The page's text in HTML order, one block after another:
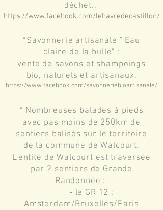
déchet..
*Savonnerie artisanale " Eau
claire de la bulle" :
vente de savons et shampoings
bio, naturels et artisanaux.
* Nombreuses balades à pieds
avec pas moins de 250km de
sentiers balisés sur le territoire
de la commune de Walcourt.
L'entité de Walcourt est traversée
par 2 sentiers de Grande
Randonnée :
- le GR 12 :
Amsterdam/Bruxelles/Paris
https://www.facebook.com/savonneriebioartisanale/
https://www.facebook.com/lehavredecastillon/